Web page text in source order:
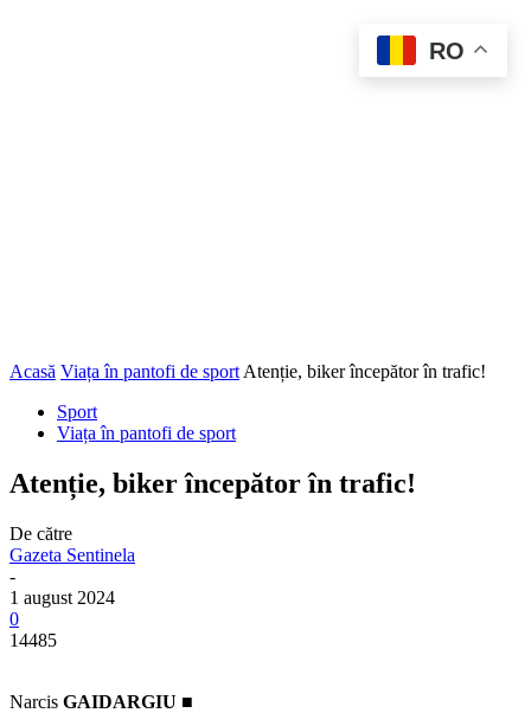
Acasă Viața în pantofi de sport Atenție, biker începător în trafic!
Sport
Viața în pantofi de sport
Atenție, biker începător în trafic!
De către
Gazeta Sentinela
-
1 august 2024
0
14485
Narcis GAIDARGIU ■
RO